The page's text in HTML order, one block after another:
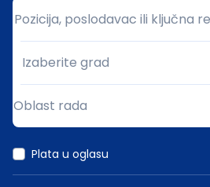
Pozicija, poslodavac ili ključna
Pozicija, poslodavac ili ključna
Grad
Izaberite grad
Oblast rada
Plata u oglasu